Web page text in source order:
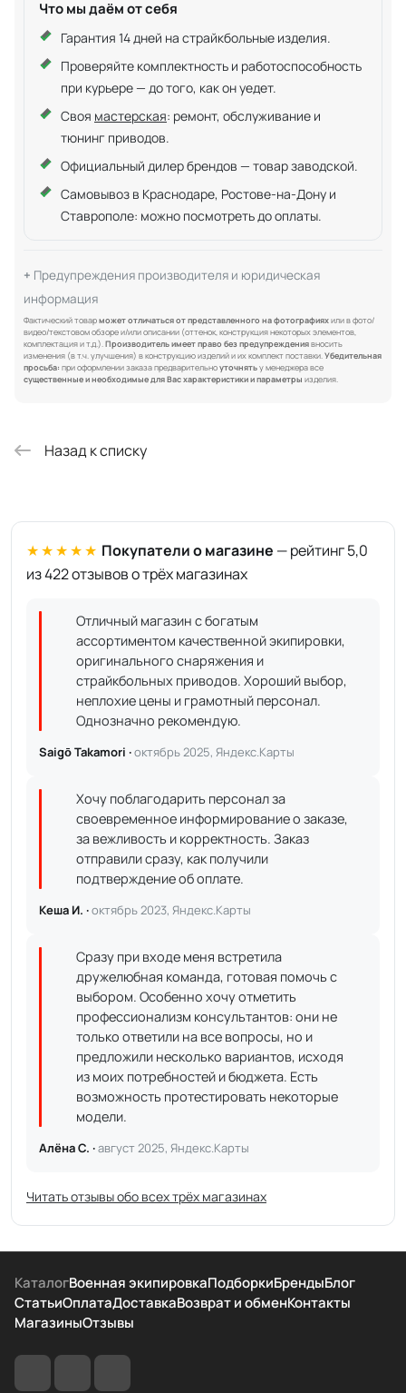
Что мы даём от себя
Гарантия 14 дней на страйкбольные изделия.
Проверяйте комплектность и работоспособность
при курьере — до того, как он уедет.
Своя мастерская: ремонт, обслуживание и
тюнинг приводов.
Официальный дилер брендов — товар заводской.
Самовывоз в Краснодаре, Ростове-на-Дону и
Ставрополе: можно посмотреть до оплаты.
Предупреждения производителя и юридическая
информация
Фактический товарможет отличаться от представленного на фотографияхили в фото/
видео/текстовом обзоре и/или описании (оттенок, конструкция некоторых элементов,
комплектация и т.д.).Производитель имеет право без предупреждениявносить
изменения (в т.ч. улучшения) в конструкцию изделий и их комплект поставки.Убедительная
просьба: при оформлении заказа предварительноуточнятьу менеджера все
существенные и необходимые для Вас характеристики и параметры изделия.
Назад к списку
★★★★★ Покупатели о магазине — рейтинг 5,0
из 422 отзывов о трёх магазинах
Отличный магазин с богатым
ассортиментом качественной экипировки,
оригинального снаряжения и
страйкбольных приводов. Хороший выбор,
неплохие цены и грамотный персонал.
Однозначно рекомендую.
Saigō Takamori ·октябрь 2025, Яндекс.Карты
Хочу поблагодарить персонал за
своевременное информирование о заказе,
за вежливость и корректность. Заказ
отправили сразу, как получили
подтверждение об оплате.
Кеша И. ·октябрь 2023, Яндекс.Карты
Сразу при входе меня встретила
дружелюбная команда, готовая помочь с
выбором. Особенно хочу отметить
профессионализм консультантов: они не
только ответили на все вопросы, но и
предложили несколько вариантов, исходя
из моих потребностей и бюджета. Есть
возможность протестировать некоторые
модели.
Алёна С. ·август 2025, Яндекс.Карты
Читать отзывы обо всех трёх магазинах
КаталогВоенная экипировкаПодборкиБрендыБлог
СтатьиОплатаДоставкаВозврат и обменКонтакты
МагазиныОтзывы